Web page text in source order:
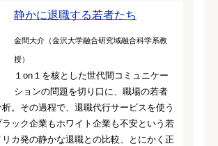
静かに退職する若者たち
金間大介（金沢大学融合研究域融合科学系教
授）
１on１を核とした世代間コミュニケー
ションの問題を切り口に、職場の若者
。その過程で、退職代行サービスを使う
ック企業もホワイト企業も不安という若
カ発の静かな退職との比較、とにかく正